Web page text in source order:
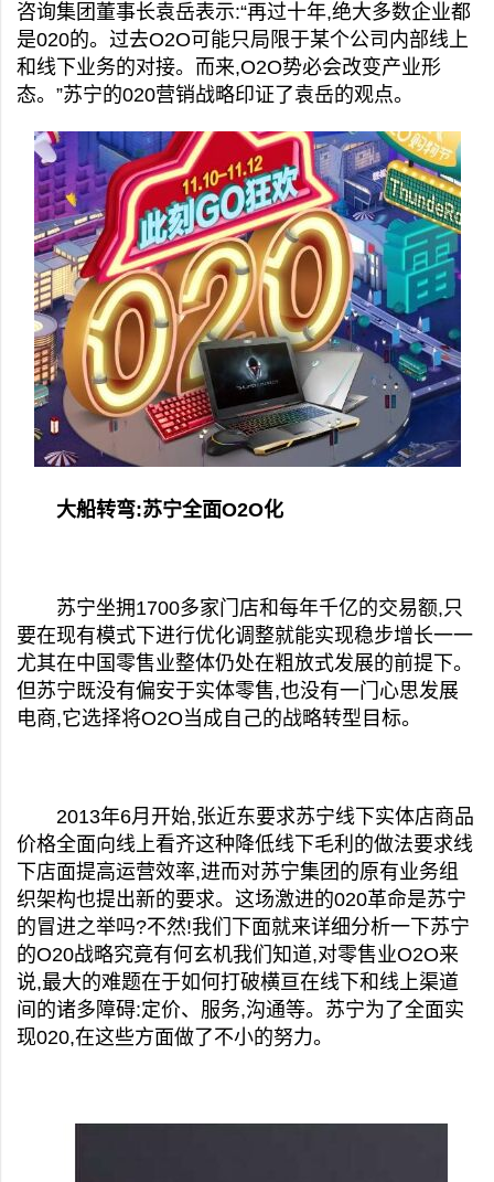
咨询集团董事长袁岳表示:“再过十年,绝大多数企业都
是020的。过去O2O可能只局限于某个公司内部线上
和线下业务的对接。而来,O2O势必会改变产业形
态。”苏宁的020营销战略印证了袁岳的观点。
大船转弯:苏宁全面O2O化
苏宁坐拥1700多家门店和每年千亿的交易额,只
要在现有模式下进行优化调整就能实现稳步增长一一
尤其在中国零售业整体仍处在粗放式发展的前提下。
但苏宁既没有偏安于实体零售,也没有一门心思发展
电商,它选择将O2O当成自己的战略转型目标。
2013年6月开始,张近东要求苏宁线下实体店商品
价格全面向线上看齐这种降低线下毛利的做法要求线
下店面提高运营效率,进而对苏宁集团的原有业务组
织架构也提出新的要求。这场激进的020革命是苏宁
的冒进之举吗?不然!我们下面就来详细分析一下苏宁
的O20战略究竟有何玄机我们知道,对零售业O2O来
说,最大的难题在于如何打破横亘在线下和线上渠道
间的诸多障碍:定价、服务,沟通等。苏宁为了全面实
现020,在这些方面做了不小的努力。